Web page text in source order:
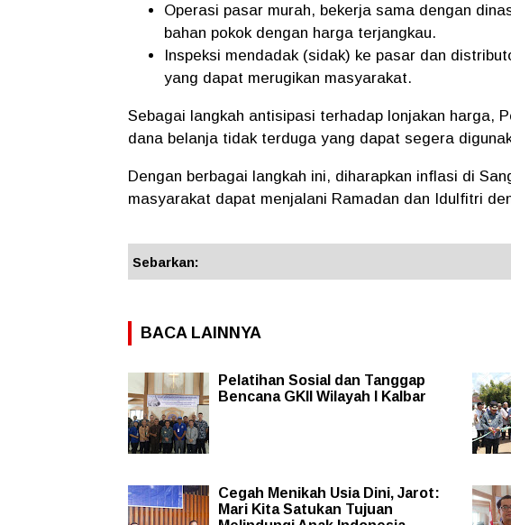
Operasi pasar murah, bekerja sama dengan
bahan pokok dengan harga terjangkau.
Inspeksi mendadak (sidak) ke pasar dan
yang dapat merugikan masyarakat.
Sebagai langkah antisipasi terhadap lonjakan harga,
dana belanja tidak terduga yang dapat segera
Dengan berbagai langkah ini, diharapkan inflasi di
masyarakat dapat menjalani Ramadan dan Idulfitri
Sebarkan:
BACA LAINNYA
Pelatihan Sosial dan Tanggap
Bencana GKII Wilayah I Kalbar
Cegah Menikah Usia Dini, Jarot:
Mari Kita Satukan Tujuan